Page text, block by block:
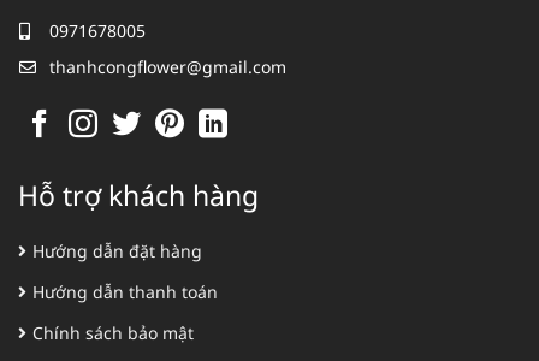
0971678005
thanhcongflower@gmail.com
Hỗ trợ khách hàng
Hướng dẫn đặt hàng
Hướng dẫn thanh toán
Chính sách bảo mật